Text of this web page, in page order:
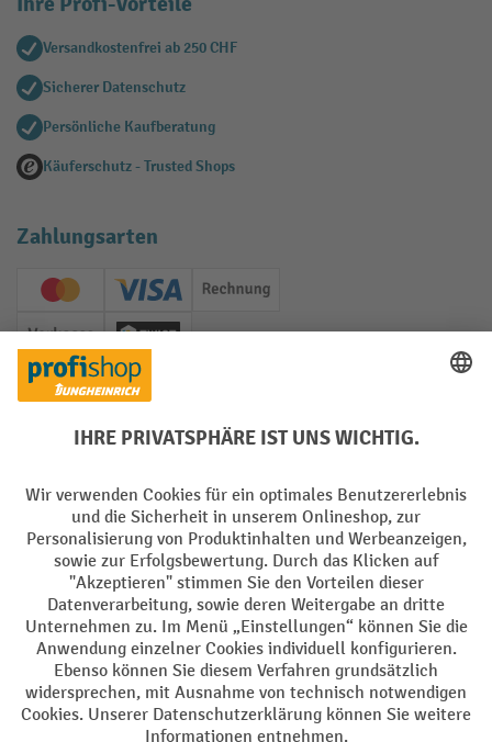
Versandkostenfrei ab 250 CHF
Sicherer Datenschutz
Persönliche Kaufberatung
Käuferschutz - Trusted Shops
Zahlungsarten
Creditcard (Master)Creditcard (Visa)
Rechnung
Vorkasse Twint
Sprachen
DE FR
AGB Impressum Datenschutz Privacy Settings
Alle Preise exkl. gesetzl. Mehrwertsteuer zzgl.Versandkosten und ggf.